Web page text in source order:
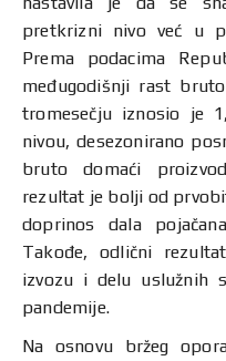
pretkrizni nivo već u
Prema podacima
međugodišnji rast
tromesečju iznosio je
nivou, desezonirano
bruto domaći
rezultat je bolji od
doprinos dala
Takođe, odlični
izvozu i delu uslužnih
pandemije.
Na osnovu bržeg